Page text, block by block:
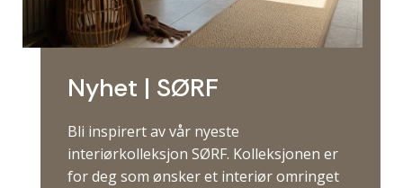
Nyhet | SØRF
Bli inspirert av vår nyeste
interiørkolleksjon SØRF. Kolleksjonen er
for deg som ønsker et interiør omringet